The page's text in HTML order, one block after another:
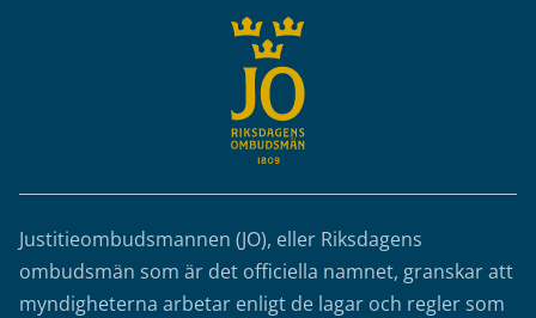
Justitieombudsmannen (JO), eller Riksdagens
ombudsmän som är det officiella namnet, granskar att
myndigheterna arbetar enligt de lagar och regler som